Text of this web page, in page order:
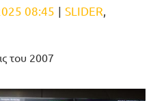
08:45 | SLIDER,
του 2007